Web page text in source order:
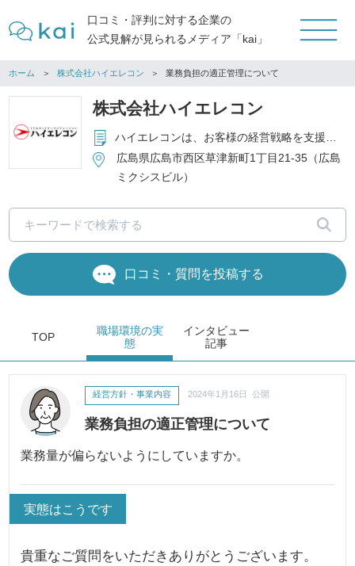
口コミ・評判に対する企業の
公式見解が見られるメディア「kai」
ホーム 株式会社ハイエレコン 業務負担の適正管理について
株式会社ハイエレコン
ハイエレコンは、お客様の経営戦略を支援するIT戦略の担い手として、コンピュータ・ネットワークの販売、高度なソフトウェアの開発、セキュリティ対策、コンサルティングサービス等、お客様のニーズに対応した最善のサービスを提供することを事業の中核としています。
広島県広島市西区草津新町1丁目21-35（広島
ミクシスビル）
口コミ・質問を投稿する
TOP
職場環境の実
態
インタビュー
記事
業務負担の適正管理について
経営方針・事業内容 2024年1月16日 公開
業務量が偏らないようにしていますか。
実態はこうです
貴重なご質問をいただきありがとうございます。